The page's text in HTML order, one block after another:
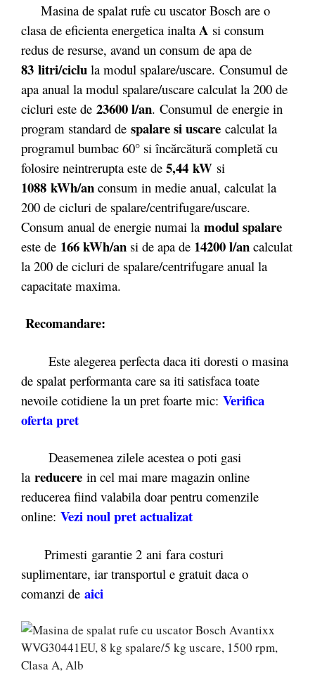
Masina de spalat rufe cu uscator Bosch are o
clasa de eficienta energetica inalta A si consum
redus de resurse, avand un consum de apa de
83 litri/ciclu la modul spalare/uscare. Consumul de
apa anual la modul spalare/uscare calculat la 200 de
cicluri este de 23600 l/an. Consumul de energie in
program standard de spalare si uscare calculat la
programul bumbac 60° si încărcătură completă cu
folosire neintrerupta este de 5,44 kW si
1088 kWh/an consum in medie anual, calculat la
200 de cicluri de spalare/centrifugare/uscare.
Consum anual de energie numai la modul spalare
este de 166 kWh/an si de apa de 14200 l/an calculat
la 200 de cicluri de spalare/centrifugare anual la
capacitate maxima.
Recomandare:
Este alegerea perfecta daca iti doresti o masina
de spalat performanta care sa iti satisfaca toate
nevoile cotidiene la un pret foarte mic: Verifica
oferta pret
Deasemenea zilele acestea o poti gasi
la reducere in cel mai mare magazin online
reducerea fiind valabila doar pentru comenzile
online: Vezi noul pret actualizat
Primesti garantie 2 ani fara costuri
suplimentare, iar transportul e gratuit daca o
comanzi de aici